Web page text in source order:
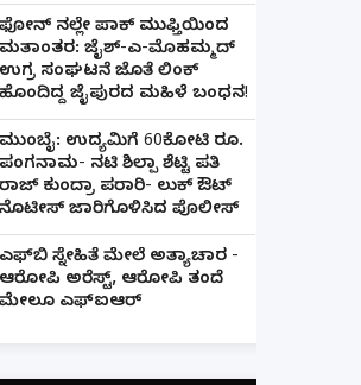
ಮುಫ್ತಿಯಿಂದ ಮತಾಂತರ: ಜೈಶ್-
ಮಹಿಳೆ ಬಂಧನ!
ಫೋನ್ ನಲ್ಲೇ ಪಾಕ್ ಮುಫ್ತಿಯಿಂದ
ಮತಾಂತರ: ಜೈಶ್-ಎ-ಮೊಹಮ್ಮದ್
ಉಗ್ರ ಸಂಘಟನೆ ಜೊತೆ ಲಿಂಕ್
ಹೊಂದಿದ್ದ ಜೈಪುರದ ಮಹಿಳೆ ಬಂಧನ!
ಮುಂಬೈ: ಉದ್ಯಮಿಗೆ 60ಕೋಟಿ ರೂ.
ಪಂಗನಾಮ- ನಟಿ ಶಿಲ್ಪಾ ಶೆಟ್ಟಿ ಪತಿ
ರಾಜ್ ಕುಂದ್ರಾ ಪರಾರಿ- ಲುಕ್ ಔಟ್
ನೊಟೀಸ್ ಜಾರಿಗೊಳಿಸಿದ ಪೊಲೀಸ್
ಎಫ್‌ಬಿ ಸ್ನೇಹಿತೆ ಮೇಲೆ ಅತ್ಯಾಚಾರ -
ಆರೋಪಿ ಅರೆಸ್ಟ್, ಆರೋಪಿ ತಂದೆ
ಮೇಲೂ ಎಫ್ಐಆರ್